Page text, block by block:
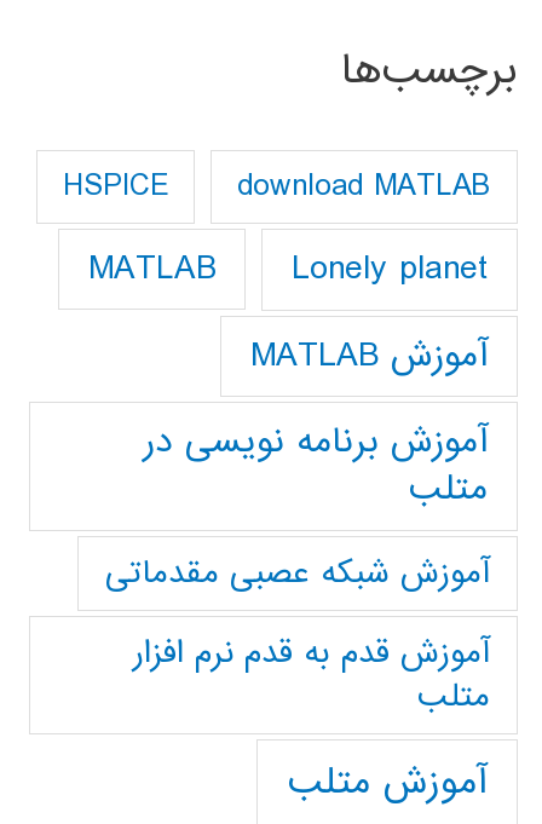
برچسب‌ها
download MATLAB
HSPICE
Lonely planet
MATLAB
آموزش MATLAB
آموزش برنامه نویسی در
متلب
آموزش شبکه عصبی مقدماتی
آموزش قدم به قدم نرم افزار
متلب
آموزش متلب